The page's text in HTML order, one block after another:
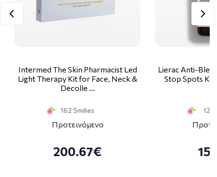
Intermed The Skin Pharmacist Led
Light Therapy Kit for Face, Neck &
Decolle …
162 Smilies
Προτεινόμενο
200.67€
Lierac Anti-
Stop Spots
12